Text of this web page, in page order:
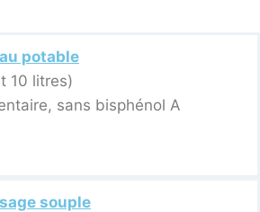
potable
10 litres)
sans bisphénol A
souple